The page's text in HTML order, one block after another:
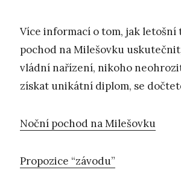
Více informací o tom, jak
pochod na Milešovku
vládní nařízení, nikoho
získat unikátní diplom, se
Noční pochod na Milešovku
Propozice “závodu”